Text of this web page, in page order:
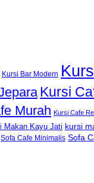
Kursi Bar Modern
Kursi
Murah Kursi Cafe
Makan Kayu Jati kursi
Sofa Cafe Minimalis Sofa